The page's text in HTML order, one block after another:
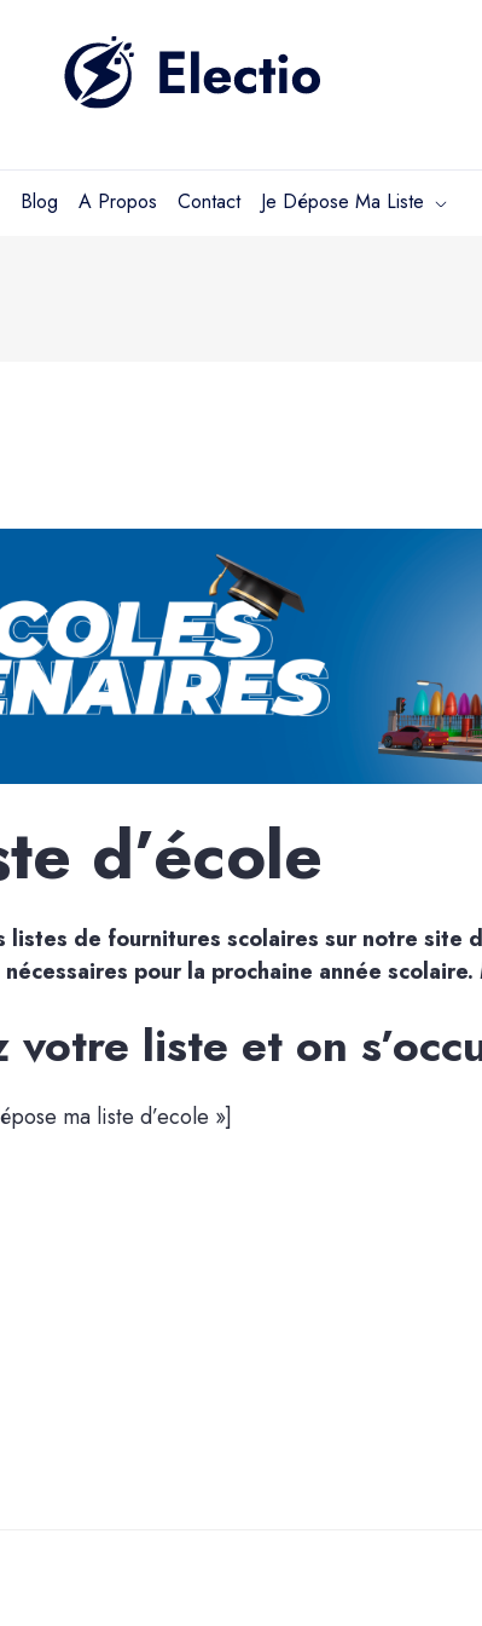
Blog A Propos Contact Je Dépose Ma Liste
d’école
listes de fournitures scolaires sur notre site
pour la prochaine année
votre liste et on
ma liste d’ecole »]